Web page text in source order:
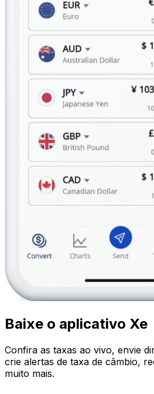
Baixe o aplicativo Xe
Confira as taxas ao vivo, envie
crie alertas de taxa de câmbio,
muito mais.